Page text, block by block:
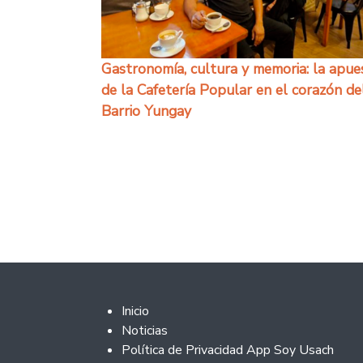
Gastronomía, cultura y memoria: la
de la Cafetería Popular en el corazón
Barrio Yungay
Footer 2
Inicio
Noticias
Política de Privacidad App Soy Usach